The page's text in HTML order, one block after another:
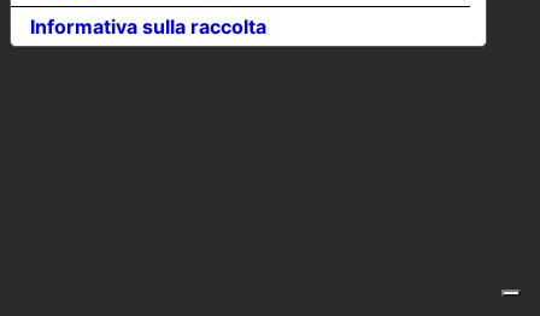
Informativa sulla raccolta